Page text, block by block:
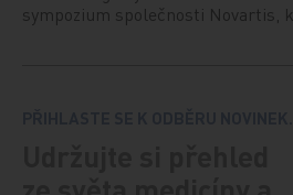
sympozium společnosti Novartis,